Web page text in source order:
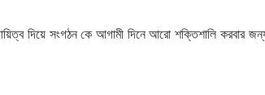
দিয়ে সংগঠন কে আগামী দিনে আরো শক্তিশালি করবার